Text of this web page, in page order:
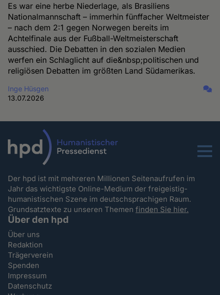
Es war eine herbe Niederlage, als Brasiliens
Nationalmannschaft – immerhin fünffacher Weltmeister
– nach dem 2:1 gegen Norwegen bereits im
Achtelfinale aus der Fußball-Weltmeisterschaft
ausschied. Die Debatten in den sozialen Medien
werfen ein Schlaglicht auf die&nbsp;politischen und
religiösen Debatten im größten Land Südamerikas.
Inge Hüsgen
13.07.2026
Menu
Der hpd ist mit mehreren Millionen Seitenaufrufen im
Jahr das wichtigste Online-Medium der freigeistig-
humanistischen Szene im deutschsprachigen Raum.
Grundsatztexte zu unseren Themenfinden Sie hier.
Über den hpd
Über uns
Redaktion
Trägerverein
Spenden
Impressum
Datenschutz